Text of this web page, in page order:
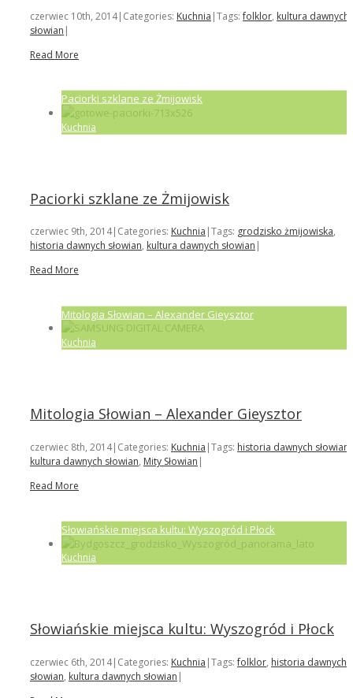
czerwiec 10th, 2014| Categories: Kuchnia |Tags:folklor, kultura dawnych
słowian |
Read More
Paciorki szklane ze Żmijowisk
Kuchnia
Paciorki szklane ze Żmijowisk
czerwiec 9th, 2014| Categories: Kuchnia Tags: grodzisko żmijowiska,
historia dawnych słowian, kultura dawnych słowian
Read More
Mitologia Słowian – Alexander Gieysztor
Kuchnia
Mitologia Słowian – Alexander Gieysztor
czerwiec 8th, 2014| Categories: Kuchnia |Tags: historia dawnych słowian
kultura dawnych słowian, Mity Słowian |
Read More
Słowiańskie miejsca kultu: Wyszogród i Płock
Kuchnia
Słowiańskie miejsca kultu: Wyszogród i Płock
czerwiec 6th, 2014| Categories: Kuchnia |Tags:folklor, historia dawnych
słowian, kultura dawnych słowian |